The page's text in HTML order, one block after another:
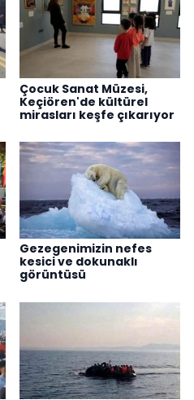
Çocuk Sanat Müzesi,
Keçiören'de kültürel
mirasları keşfe çıkarıyor
Gezegenimizin nefes
kesici ve dokunaklı
görüntüsü